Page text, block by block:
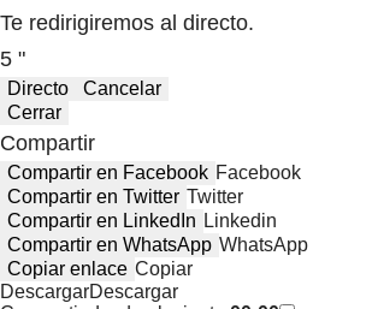
Te redirigiremos al directo.
5 "
Directo
Cancelar
Cerrar
Compartir
Compartir en Facebook Facebook
Compartir en Twitter Twitter
Compartir en LinkedIn Linkedin
Compartir en WhatsApp WhatsApp
Copiar enlace Copiar
DescargarDescargar